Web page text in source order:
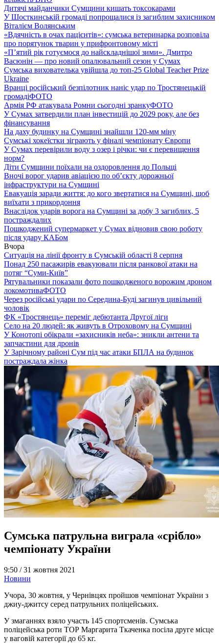
Дитячі майданчики Сумщини кишать токсокарами
У Шосткинській громаді попрощалися із загиблим захисником
Віталієм Волянським
«Вдячність в очах пацієнтів»: сумська ветеринарка розповіла
про порятунок тварин у прифронтовому місті
«П’ятий рік готуємося до найскладнішої зими». Дмитро
Васюнін — про новий опалювальний сезон у Сумах
Сумська вихователька увійшла до топ-25 Global Teacher Prize
Ukraine
Вранці російський безпілотник наніс удар по Тростянецькій
громадіФОТО
Армія РФ атакувала Ромни сьогодні зранкуФОТО
У Сумах затвердили план інвестицій до 2029 року, але без
фінансування
На даху будинку на Сумщині знайшли 120-мм міну
Сумські хокеїстки зіграють у фіналі чемпіонату Європи
У Сумах перевірили воду з озер і річки: чи є перевищення
норм?
Діти Сумщини поїхали на оздоровлення до Польщі
Вночі ворог ударив авіацією по обʼєкту дорожньої
інфраструктури на Сумщині
Евакуація заради життя: до кого звертатися на Сумщині, щоб
виїхати з прикордоння
Внаслідок ударів ворога на Сумщині за добу 3 загиблих, 5
постраждалих
Пошкоджений супермаркет у Сумах відновив свою роботу
після удару КАБом
Вчора
Ситуація на лінії фронту в Сумській області 8 серпня
Понад 250 пасажирів евакуювали після ранкової атаки на
потяг “Суми-Київ”
Рятувальники показали фото пошкодженого ворожим дроном
локомотиваФОТО
Через російські удари по Середина-Буді загинув цивільний
чоловік
ФК «Тростянець» переміг дебютанта Другої ліги
Село на 20 людей: як живуть в Отроховому на Сумщині
У Конотопі обікрали «захисників неба»: зникли антени та
запчастини для дронів
У Зарічному районі Сум під час атаки БПЛА на будинок
постраждала жінка
Сумська патрульна виграла «срібло»
чемпіонату України
9:50 /31 жовтня 2021
Новини
Учора, 30 жовтня, у Чернівцях пройшов чемпіонат України з
джиу-джитсу серед патрульних поліцейських.
У змаганнях взяло участь 145 спортсменів. Сумська
поліцейська роти ТОР Маргарита Ткаченка посіла друге місце
у ваговій категорії до 65 кг.